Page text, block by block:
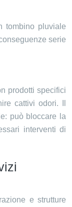
tombino pluviale
serie
prodotti specifici
cattivi odori. Il
può bloccare la
interventi di
e strutture